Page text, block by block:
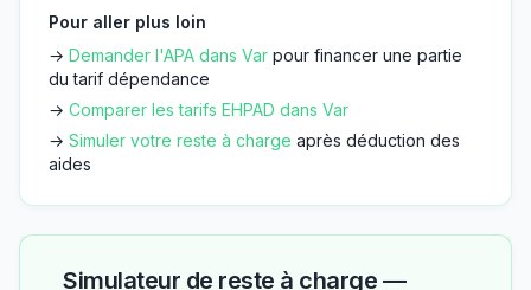
Pour aller plus loin
→ Demander l'APA dans Var pour financer une partie
du tarif dépendance
→ Comparer les tarifs EHPAD dans Var
→ Simuler votre reste à charge après déduction des
aides
Simulateur de reste à charge —